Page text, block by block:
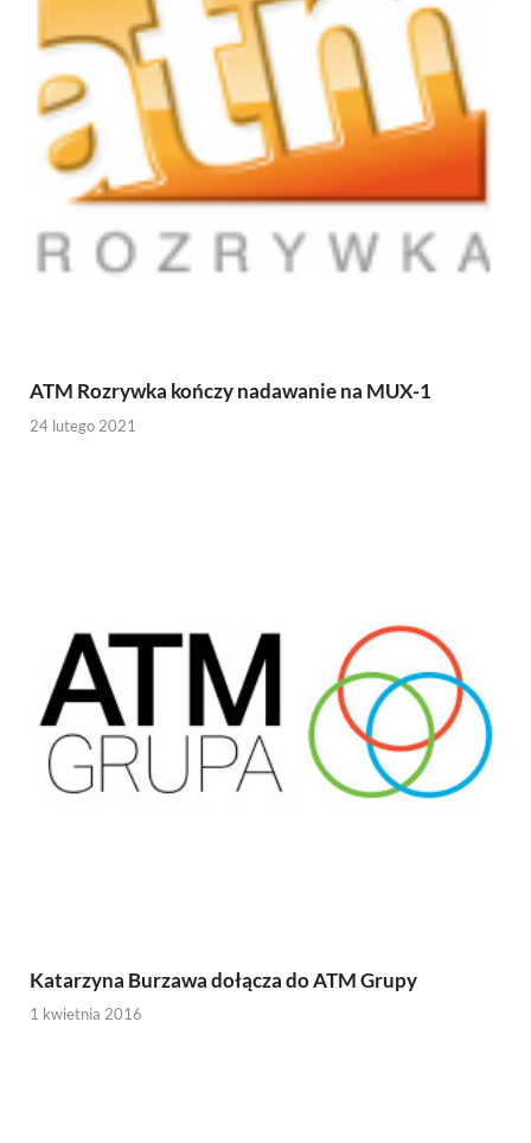
ATM Rozrywka kończy nadawanie na MUX-1
24 lutego 2021
Katarzyna Burzawa dołącza do ATM Grupy
1 kwietnia 2016